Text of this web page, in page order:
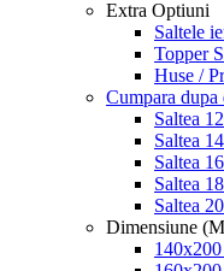
Extra Optiuni
Saltele
Topper
Huse /
Cumpara dupa
Saltea
Saltea
Saltea
Saltea
Saltea
Dimensiune